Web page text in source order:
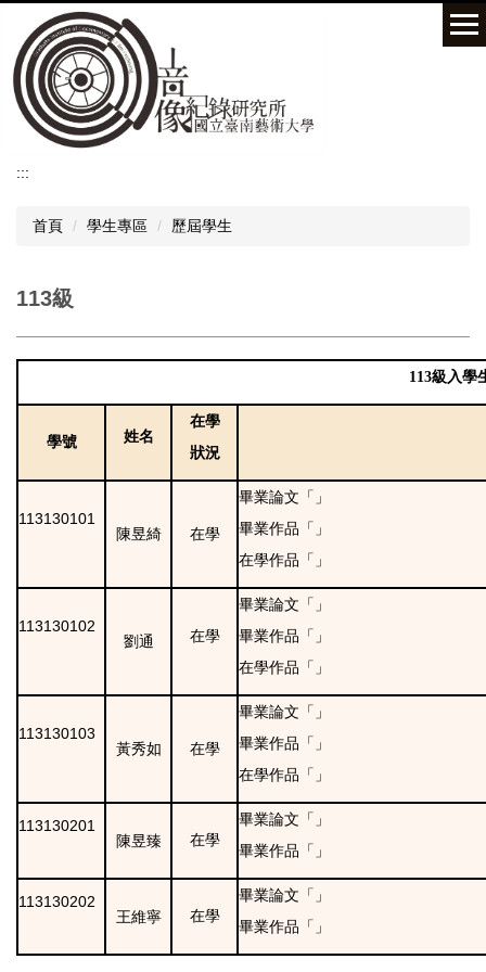
到
主
要
內
:::
首頁 學生專區 歷屆學生
113級
113級入學
學號 姓名
在學
狀況
113130101
陳昱綺
在學
畢業論文「」
畢業作品「」
在學作品「」
113130102
劉通
在學
畢業論文「」
畢業作品「」
在學作品「」
113130103
黃秀如
在學
畢業論文「」
畢業作品「」
在學作品「」
113130201
陳昱臻
在學
畢業論文「」
畢業作品「」
113130202
王維寧
在學
畢業論文「」
畢業作品「」